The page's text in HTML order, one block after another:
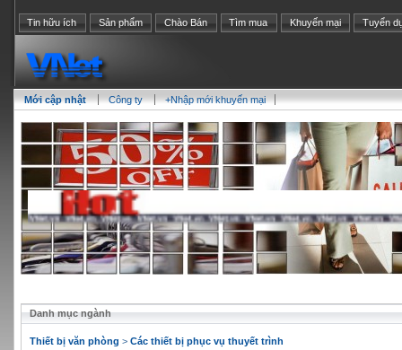
Tin hữu ích Sản phẩm Chào Bán Tìm mua Khuyến mại Tuyển
Mới cập nhật Công ty +Nhập mới khuyến mại
Danh mục ngành
Thiết bị văn phòng > Các thiết bị phục vụ thuyết trình